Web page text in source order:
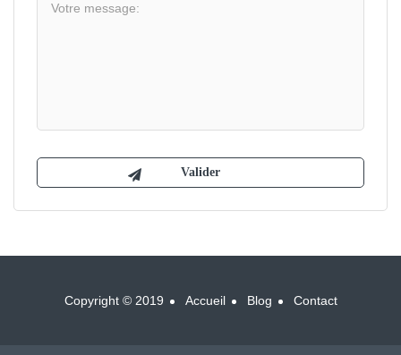
Copyright © 2019 Accueil Blog Contact